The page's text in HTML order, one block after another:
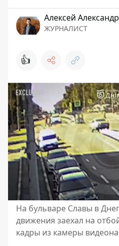
Алексей
ЖУРНАЛИСТ
👍
На бульваре Славы в
движения заехал на
кадры из камеры